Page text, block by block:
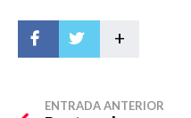
+
ENTRADA ANTERIOR